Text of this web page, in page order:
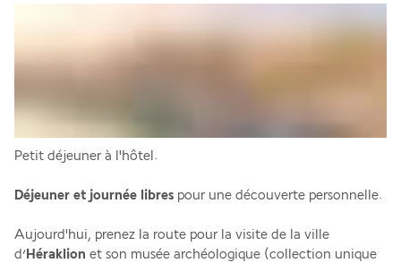
Petit déjeuner à l'hôtel.
Déjeuner et journée libres pour une découverte personnelle.
Aujourd'hui, prenez la route pour la visite de la ville
d’Héraklion et son musée archéologique (collection unique